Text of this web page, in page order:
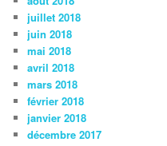
juillet 2018
juin 2018
mai 2018
avril 2018
mars 2018
février 2018
janvier 2018
décembre 2017